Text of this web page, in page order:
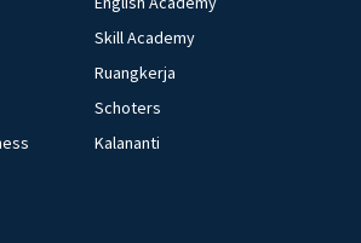
Skill Academy
Ruangkerja
Schoters
Kalananti